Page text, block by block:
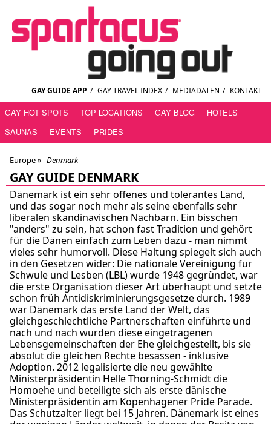
GAY GUIDE APP / GAY TRAVEL INDEX / MEDIADATEN / KONTAKT
GAY HOT SPOTS TOP LOCATIONS GAY BLOG
HOTELS
SAUNAS
EVENTS PRIDES
Europe » Denmark
GAY GUIDE DENMARK
Dänemark ist ein sehr offenes und tolerantes Land,
und das sogar noch mehr als seine ebenfalls sehr
liberalen skandinavischen Nachbarn. Ein bisschen
"anders" zu sein, hat schon fast Tradition und gehört
für die Dänen einfach zum Leben dazu - man nimmt
vieles sehr humorvoll. Diese Haltung spiegelt sich auch
in den Gesetzen wider: Die nationale Vereinigung für
Schwule und Lesben (LBL) wurde 1948 gegründet, war
die erste Organisation dieser Art überhaupt und setzte
schon früh Antidiskriminierungsgesetze durch. 1989
war Dänemark das erste Land der Welt, das
gleichgeschlechtliche Partnerschaften einführte und
nach und nach wurden diese eingetragenen
Lebensgemeinschaften der Ehe gleichgestellt, bis sie
absolut die gleichen Rechte besassen - inklusive
Adoption. 2012 legalisierte die neu gewählte
Ministerpräsidentin Helle Thorning-Schmidt die
Homoehe und beteiligte sich als erste dänische
Ministerpräsidentin am Kopenhagener Pride Parade.
Das Schutzalter liegt bei 15 Jahren. Dänemark ist eines